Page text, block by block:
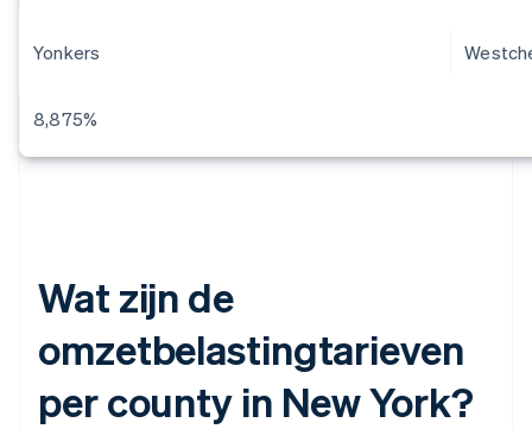
Yonkers
8,875%
Wat zijn de
omzetbelastingtarieven
per county in New York?